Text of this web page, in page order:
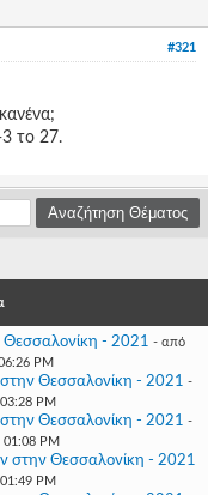
#321
3 το 27.
Θεσσαλονίκη - 2021 - από
PM
στην Θεσσαλονίκη - 2021 -
PM
στην Θεσσαλονίκη - 2021 -
PM
στην Θεσσαλονίκη - 2021
PM